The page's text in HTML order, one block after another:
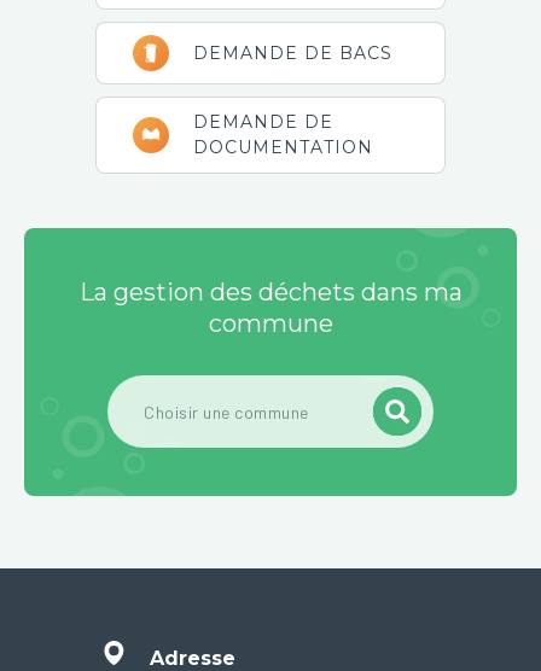
DEMANDE DE BACS
DEMANDE DE
DOCUMENTATION
La gestion des déchets dans ma
commune
Adresse